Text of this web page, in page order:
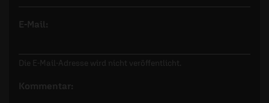
E-Mail:
Die E-Mail-Adresse wird nicht veröffentlicht.
Kommentar: